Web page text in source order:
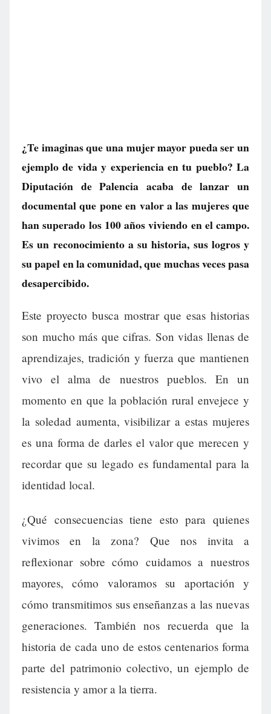
¿Te imaginas que una mujer mayor pueda ser un
ejemplo de vida y experiencia en tu pueblo? La
Diputación de Palencia acaba de lanzar un
documental que pone en valor a las mujeres que
han superado los 100 años viviendo en el campo.
Es un reconocimiento a su historia, sus logros y
su papel en la comunidad, que muchas veces pasa
desapercibido.
Este proyecto busca mostrar que esas historias
son mucho más que cifras. Son vidas llenas de
aprendizajes, tradición y fuerza que mantienen
vivo el alma de nuestros pueblos. En un
momento en que la población rural envejece y
la soledad aumenta, visibilizar a estas mujeres
es una forma de darles el valor que merecen y
recordar que su legado es fundamental para la
identidad local.
¿Qué consecuencias tiene esto para quienes
vivimos en la zona? Que nos invita a
reflexionar sobre cómo cuidamos a nuestros
mayores, cómo valoramos su aportación y
cómo transmitimos sus enseñanzas a las nuevas
generaciones. También nos recuerda que la
historia de cada uno de estos centenarios forma
parte del patrimonio colectivo, un ejemplo de
resistencia y amor a la tierra.